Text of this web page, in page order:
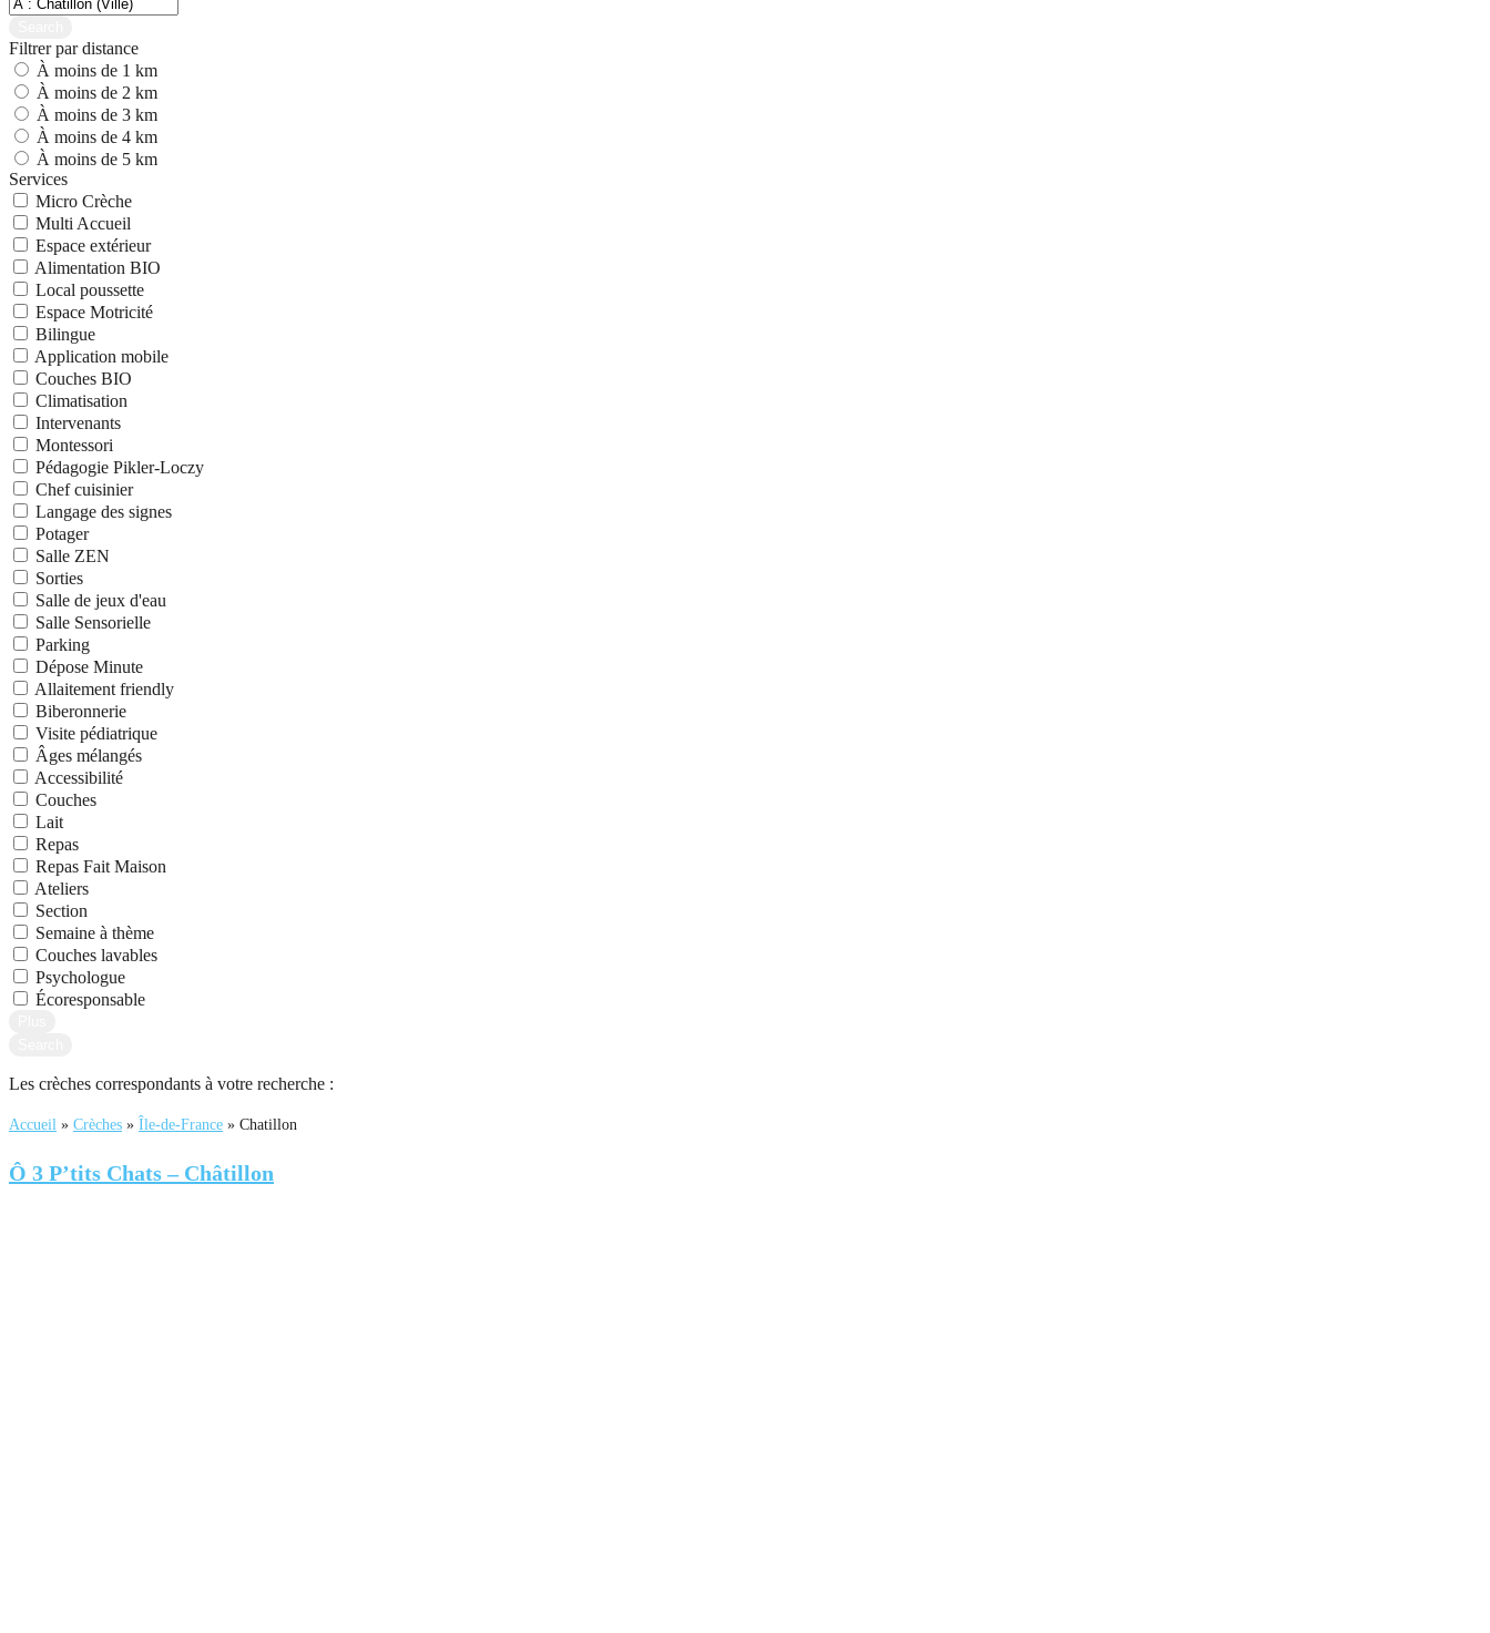
Filtrer par distance
À moins de 1 km
À moins de 2 km
À moins de 3 km
À moins de 4 km
À moins de 5 km
Services
Micro Crèche
Multi Accueil
Espace extérieur
Alimentation BIO
Local poussette
Espace Motricité
Bilingue
Application mobile
Couches BIO
Climatisation
Intervenants
Montessori
Pédagogie Pikler-Loczy
Chef cuisinier
Langage des signes
Potager
Salle ZEN
Sorties
Salle de jeux d'eau
Salle Sensorielle
Parking
Dépose Minute
Allaitement friendly
Biberonnerie
Visite pédiatrique
Âges mélangés
Accessibilité
Couches
Lait
Repas
Repas Fait Maison
Ateliers
Section
Semaine à thème
Couches lavables
Psychologue
Écoresponsable
Les crèches correspondants à votre recherche :
Accueil » Crèches » Île-de-France » Chatillon
Ô 3 P’tits Chats – Châtillon